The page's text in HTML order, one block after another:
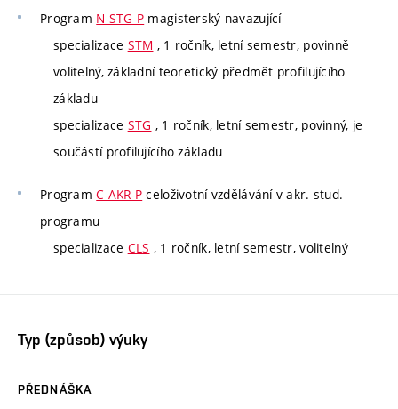
Program N-STG-P magisterský navazující
specializace STM , 1 ročník, letní semestr, povinně
volitelný, základní teoretický předmět profilujícího
základu
specializace STG , 1 ročník, letní semestr, povinný, je
součástí profilujícího základu
ProgramC-AKR-P celoživotní vzdělávání v akr. stud.
programu
specializace CLS , 1 ročník, letní semestr, volitelný
Typ (způsob) výuky
PŘEDNÁŠKA